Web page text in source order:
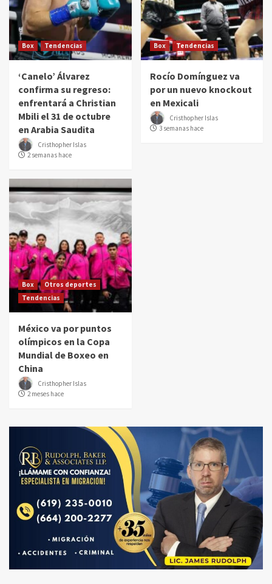
Box Tendencias
‘Canelo’ Álvarez
confirma su regreso:
enfrentará a Christian
Mbili el 31 de octubre
en Arabia Saudita
Cristhopher Islas
2 semanas hace
Box Tendencias
Rocío Domínguez va
por un nuevo knockout
en Mexicali
Cristhopher Islas
3 semanas hace
Box
Otros deportes
Tendencias
México va por puntos
olímpicos en la Copa
Mundial de Boxeo en
China
Cristhopher Islas
2 meses hace